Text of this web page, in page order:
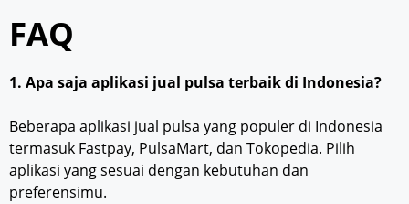
FAQ
1. Apa saja aplikasi jual pulsa terbaik di Indonesia?
Beberapa aplikasi jual pulsa yang populer di Indonesia
termasuk Fastpay, PulsaMart, dan Tokopedia. Pilih
aplikasi yang sesuai dengan kebutuhan dan
preferensimu.